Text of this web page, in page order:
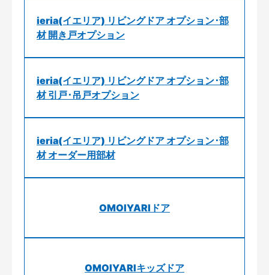
ieria(イエリア) リビングドア オプション･部
材 開き戸オプション
ieria(イエリア) リビングドア オプション･部
材 引戸･吊戸オプション
ieria(イエリア) リビングドア オプション･部
材 オーダー用部材
OMOIYARIドア
OMOIYARIキッズドア